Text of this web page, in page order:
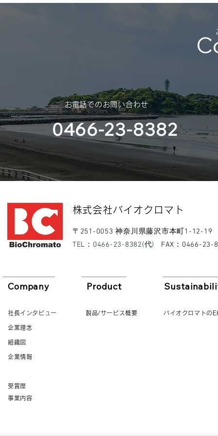
（神奈川大
部様）
​お電話でのお問い合わせ
0466-23-8382
​株式会社バイオクロマト​
​〒251-0053 神奈川県藤沢市本町1-12-19
​TEL：0466-23-8382(代)
​FAX：0466-23-
Company
社長インタビュー
企業理念
組織図
企業情報
受賞歴
Product
製品/サービス概要
事業内容
バイオクロマトの